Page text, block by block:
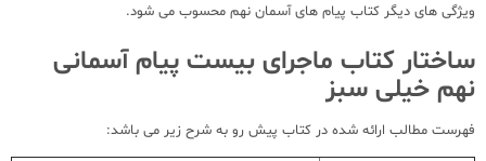
ویژگی های دیگر کتاب پیام های آسمان نهم محسوب می شود.
ساختار کتاب ماجرای بیست پیام آسمانی
نهم خیلی سبز
فهرست مطالب ارائه شده در کتاب پیش رو به شرح زیر می باشد: